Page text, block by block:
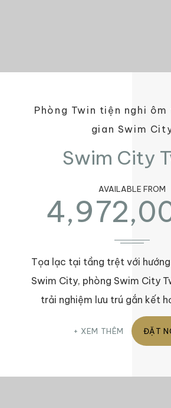
Phòng Twin tiện nghi
gian Swim
Swim City
AVAILABLE FROM
Tọa lạc tại tầng trệt với hướng
Swim City, phòng Swim City
trải nghiệm lưu trú gắn kết
XEM THÊM ĐẶT